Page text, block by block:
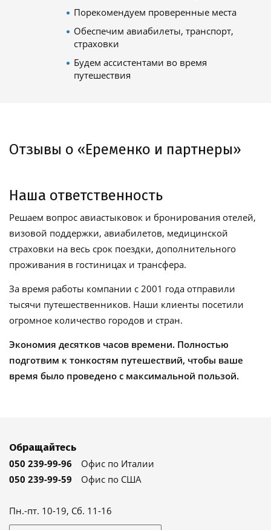
Порекомендуем проверенные места
Обеспечим авиабилеты, транспорт,
страховки
Будем ассистентами во время
путешествия
Отзывы о «Еременко и партнеры»
Наша ответственность
Решаем вопрос авиастыковок и бронирования отелей,
визовой поддержки, авиабилетов, медицинской
страховки на весь срок поездки, дополнительного
проживания в гостиницах и трансфера.
За время работы компании с 2001 года отправили
тысячи путешественников. Наши клиенты посетили
огромное количество городов и стран.
Экономия десятков часов времени. Полностью
подготвим к тонкостям путешествий, чтобы ваше
время было проведено с максимальной пользой.
Обращайтесь
050 239-99-96
Офис по Италии
050 239-99-59
Офис по США
Пн.-пт. 10-19, Сб. 11-16